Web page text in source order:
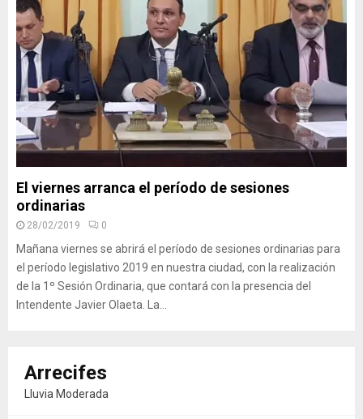
El viernes arranca el período de sesiones
ordinarias
28/02/2019 0
Mañana viernes se abrirá el período de sesiones ordinarias para
el período legislativo 2019 en nuestra ciudad, con la realización
de la 1º Sesión Ordinaria, que contará con la presencia del
Intendente Javier Olaeta. La...
Arrecifes
Lluvia Moderada